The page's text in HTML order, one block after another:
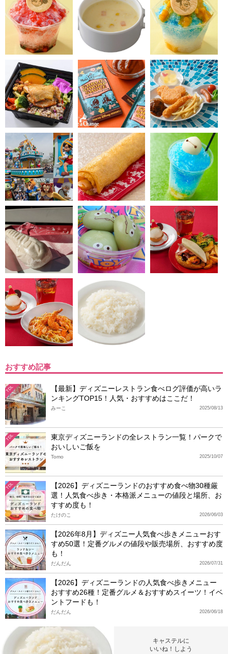
おすすめ記事
TDL
【最新】ディズニーレストラン食べログ評価が高いラ
ンキングTOP15！人気・おすすめはここだ！
2025/08/13
みーこ
TDL
東京ディズニーランドの全レストラン一覧！パークで
おいしいご飯を
2025/10/07
Tomo
TDL
【2026】ディズニーランドのおすすめ食べ物30種厳
選！人気食べ歩き・本格派メニューの値段と場所、お
すすめ度も！
2026/06/03
たけのこ
【2026年8月】ディズニー人気食べ歩きメニューおす
すめ50選！定番グルメの値段や販売場所、おすすめ度
も！
2026/07/31
だんだん
【2026】ディズニーランドの人気食べ歩きメニュー
おすすめ26種！定番グルメ＆おすすめスイーツ！イベ
ントフードも！
2026/06/18
だんだん
キャステルに
いいね！しよう